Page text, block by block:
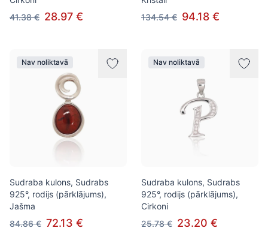
41.38 € 28.97 €
134.54 € 94.18 €
Nav noliktavā
Sudraba kulons, Sudrabs
925°, rodijs (pārklājums),
Jašma
84.86 € 72.13 €
Nav noliktavā
Sudraba kulons, Sudrabs
925°, rodijs (pārklājums),
Cirkoni
25.78 € 23.20 €